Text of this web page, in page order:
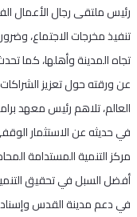
رئيس ملتقى رجال الأعمال
تنفيذ مخرجات الاجتماع،
تجاه المدينة وأهلها، كما
عن ورقته حول تعزيز
العالم، تلاهم رئيس معهد
في حديثه عن الاستثمار
مركز التنمية المستدامة
أفضل السبل في تحقيق
في دعم مدينة القدس